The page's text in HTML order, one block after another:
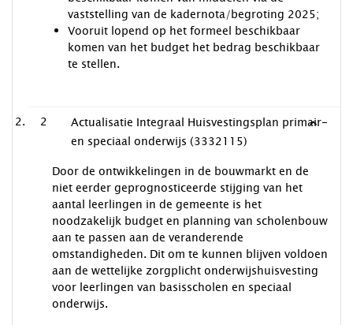
vaststelling van de kadernota/begroting 2025;
Vooruit lopend op het formeel beschikbaar
komen van het budget het bedrag beschikbaar
te stellen.
2
Actualisatie Integraal Huisvestingsplan primair-
en speciaal onderwijs (3332115)
Door de ontwikkelingen in de bouwmarkt en de
niet eerder geprognosticeerde stijging van het
aantal leerlingen in de gemeente is het
noodzakelijk budget en planning van scholenbouw
aan te passen aan de veranderende
omstandigheden. Dit om te kunnen blijven voldoen
aan de wettelijke zorgplicht onderwijshuisvesting
voor leerlingen van basisscholen en speciaal
onderwijs.